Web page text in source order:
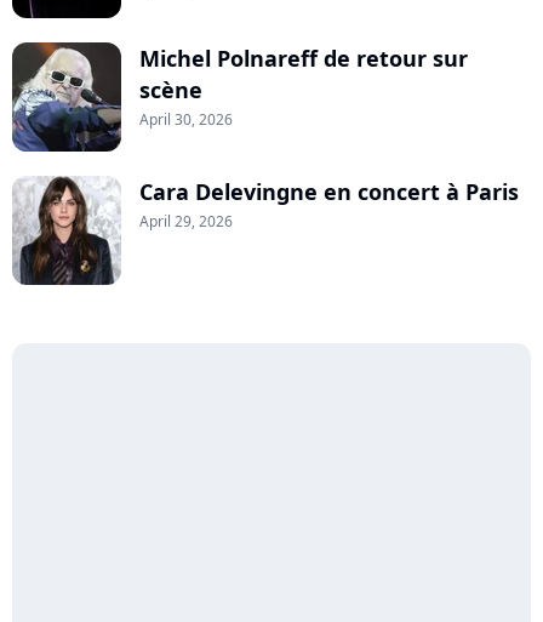
Michel Polnareff de retour sur
scène
April 30, 2026
Cara Delevingne en concert à Paris
April 29, 2026